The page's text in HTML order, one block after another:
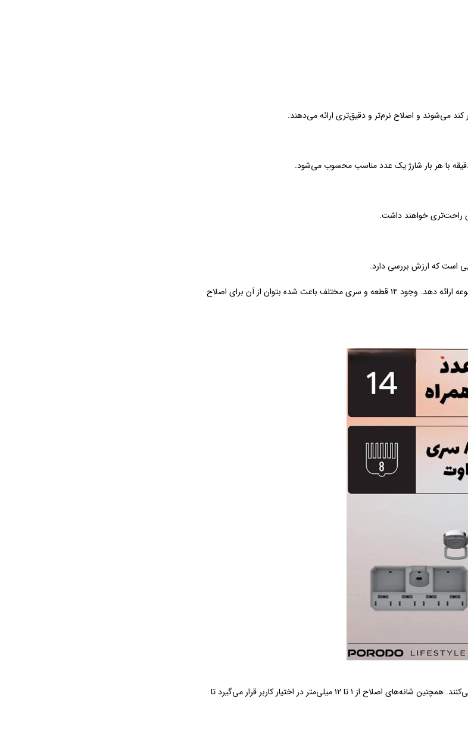
می‌شوند و اصلاح نرم‌تر و دقیق‌تری ارائه می‌دهند.
راحت‌تری خواهند داشت.
است که ارزش بررسی دارد.
این دستگاه به‌جای تمرکز روی یک کاربرد خاص، تلاش کرده اکثر نیازهای اصلاح و پیرایش را در یک مجموعه ارائه دهد. وجود ۱۴ قطعه و سری مختلف باعث شده بتوان از آن برای اصلاح
در این کیت انواع سری‌ها و شانه‌های مختلف قرار گرفته که امکان اصلاح در طول‌های متفاوت را فراهم می‌کنند. همچنین شانه‌های اصلاح از ۱ تا ۱۲ میلی‌متر در اختیار کاربر قرار می‌گیرد تا